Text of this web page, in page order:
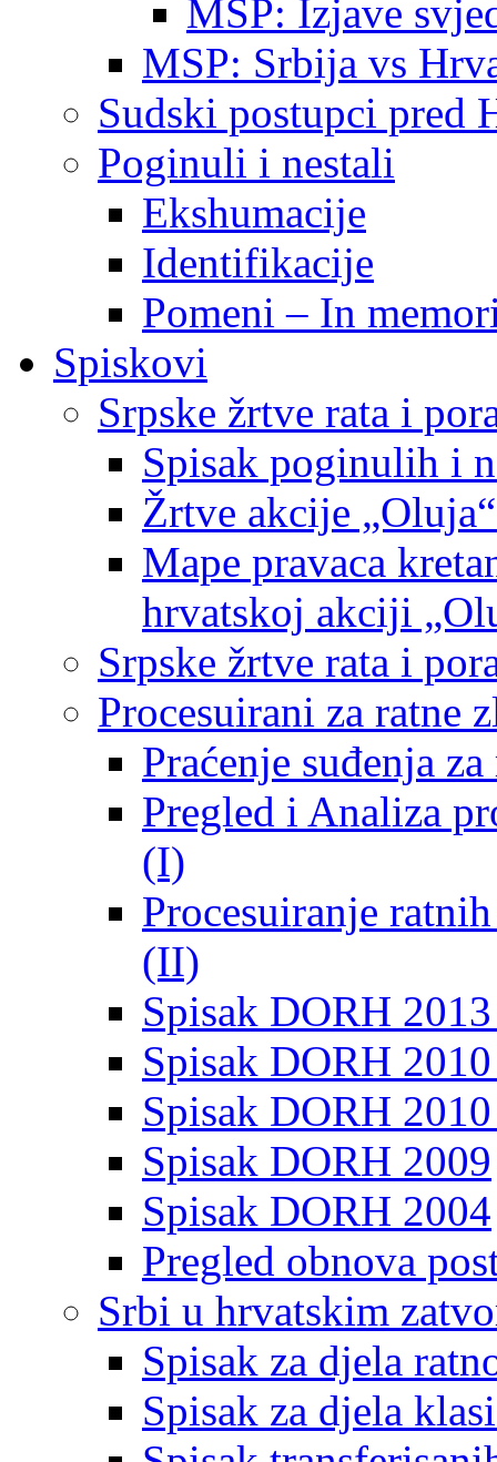
MSP: Izjave
MSP: Srbija vs
Sudski postupci pred
Poginuli i nestali
Ekshumacije
Identifikacije
Pomeni – In
Spiskovi
Srpske žrtve rata i
Spisak poginulih i
Žrtve akcije
Mape pravaca
hrvatskoj akciji
Srpske žrtve rata i
Procesuirani za ratne
Praćenje suđenja
Pregled i Analiza
(I)
Procesuiranje
(II)
Spisak DORH
Spisak DORH
Spisak DORH
Spisak DORH 2009
Spisak DORH 2004
Pregled obnova
Srbi u hrvatskim
Spisak za djela
Spisak za djela